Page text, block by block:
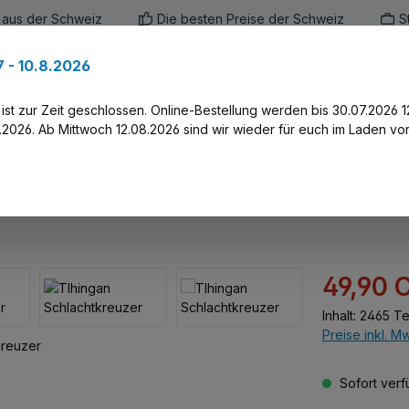
der Schweiz Die besten Preise der Schweiz
Verkaufspreis:
49,90
Inhalt: 2465
Preise inkl.
Sofort
- 10.8.2026
zur Zeit geschlossen. Online-Bestellung werden bis 30.07.2026
Ab Mittwoch 12.08.2026 sind wir wieder für euch im Laden vor